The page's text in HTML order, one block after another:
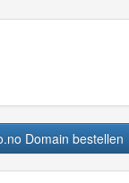
Domain bestellen